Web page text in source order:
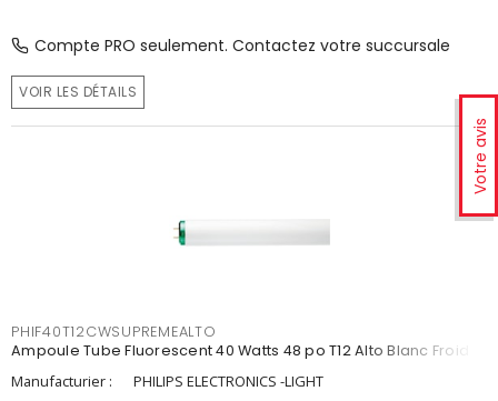
Votre avis
Compte PRO seulement. Contactez votre succursale
VOIR LES DÉTAILS
PHIF40T12CWSUPREMEALTO
Ampoule Tube Fluorescent 40 Watts 48 po T12 Alto Blanc Froid
Manufacturier :
PHILIPS ELECTRONICS -LIGHT